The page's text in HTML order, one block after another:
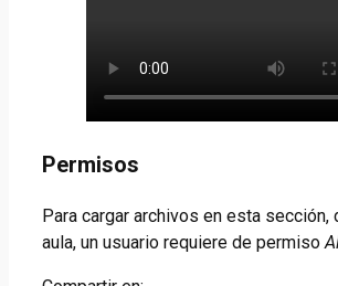
Permisos
Para cargar archivos en esta sección,
aula, un usuario requiere de permiso